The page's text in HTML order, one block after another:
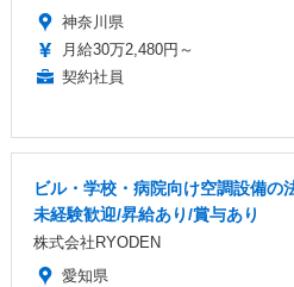
神奈川県
月給30万2,480円～
契約社員
ビル・学校・病院向け空調設備の
未経験歓迎/昇給あり/賞与あり
株式会社RYODEN
愛知県